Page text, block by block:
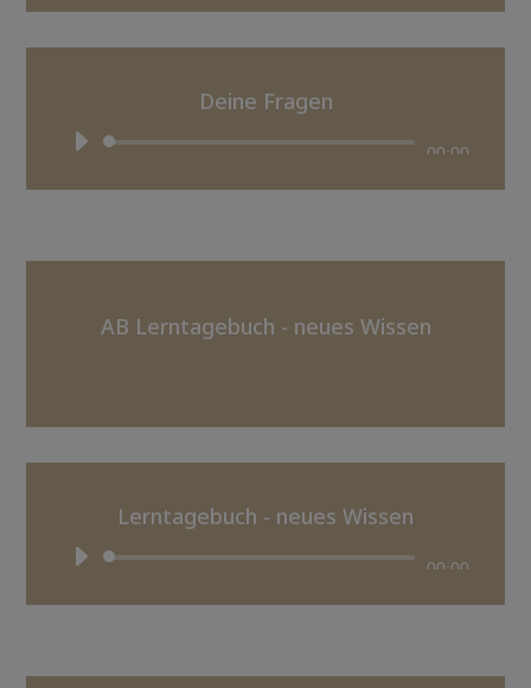
Deine Fragen
Audio-
Player
00:00
AB Lerntagebuch - neues Wissen
Lerntagebuch - neues Wissen
Audio-
Player
00:00